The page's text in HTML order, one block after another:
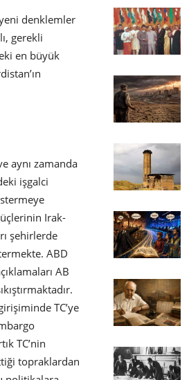
yeni denklemler
gerekli
en büyük
aynı zamanda
işgalci
Irak-
şehirlerde
ABD
AB
TC’ye
TC’nin
topraklardan